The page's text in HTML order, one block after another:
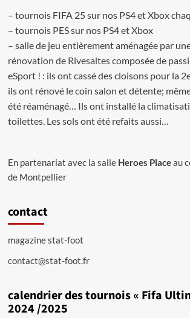
– tournois FIFA 25 sur nos PS4 et Xbox
– tournois PES sur nos PS4 et Xbox
– salle de jeu entièrement aménagée par
rénovation de Rivesaltescomposée de
eSport ! : ils ont cassé des cloisons pour la
ils ont rénové le coin salon et détente;
été réaménagé… Ils ont installé la
toilettes. Les sols ont été refaits aussi…
En partenariat avec la salle Heroes Placeau
de Montpellier
contact
magazine stat-foot
contact@stat-foot.fr
calendrier des tournois « Fifa
2024 /2025